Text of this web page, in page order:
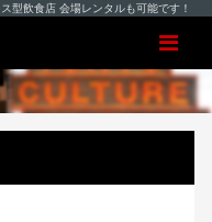
型飲食店 会場レンタルも可能です！